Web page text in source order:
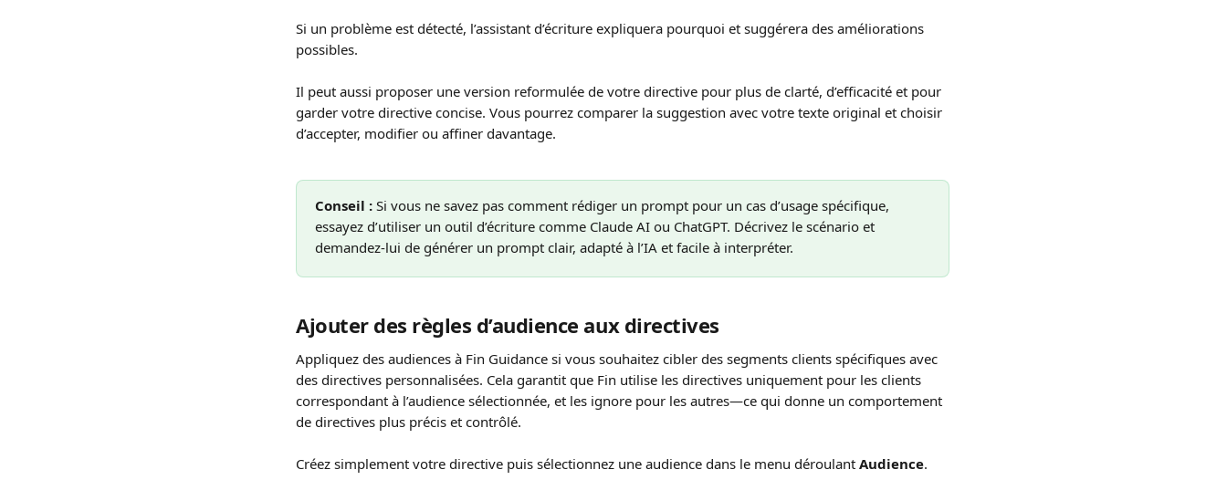
Si un problème est détecté, l’assistant d’écriture expliquera pourquoi et suggérera des améliorations
possibles.
Il peut aussi proposer une version reformulée de votre directive pour plus de clarté, d’efficacité et pour
garder votre directive concise. Vous pourrez comparer la suggestion avec votre texte original et choisir
d’accepter, modifier ou affiner davantage.
Conseil : Si vous ne savez pas comment rédiger un prompt pour un cas d’usage spécifique,
essayez d’utiliser un outil d’écriture comme Claude AI ou ChatGPT. Décrivez le scénario et
demandez-lui de générer un prompt clair, adapté à l’IA et facile à interpréter.
Ajouter des règles d’audience aux directives
Appliquez des audiences à Fin Guidance si vous souhaitez cibler des segments clients spécifiques avec
des directives personnalisées. Cela garantit que Fin utilise les directives uniquement pour les clients
correspondant à l’audience sélectionnée, et les ignore pour les autres—ce qui donne un comportement
de directives plus précis et contrôlé.
Créez simplement votre directive puis sélectionnez une audience dans le menu déroulant Audience.